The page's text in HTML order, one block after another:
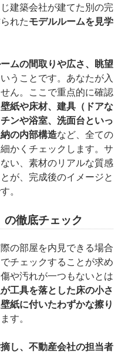
建築会社が建てた別の完
れたモデルルームを見学
ムの間取りや広さ、眺望
うことです。あなたが入
ん。ここで重点的に確認
壁紙や床材、建具（ドアな
ンや浴室、洗面台といっ
の内部構造など、全ての
かくチェックします。サ
い、素材のリアルな質感
が、完成後のイメージと
。
の徹底チェック
の部屋を内見できる場合
チェックすることが求め
や汚れが一つもないとは
工具を落とした床の小さ
紙に付いたわずかな擦り
す。
し、不動産会社の担当者